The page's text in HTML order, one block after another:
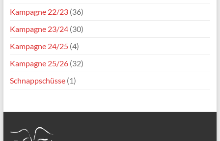
Kampagne 22/23(36)
Kampagne 23/24(30)
Kampagne 24/25(4)
Kampagne 25/26(32)
Schnappschüsse(1)